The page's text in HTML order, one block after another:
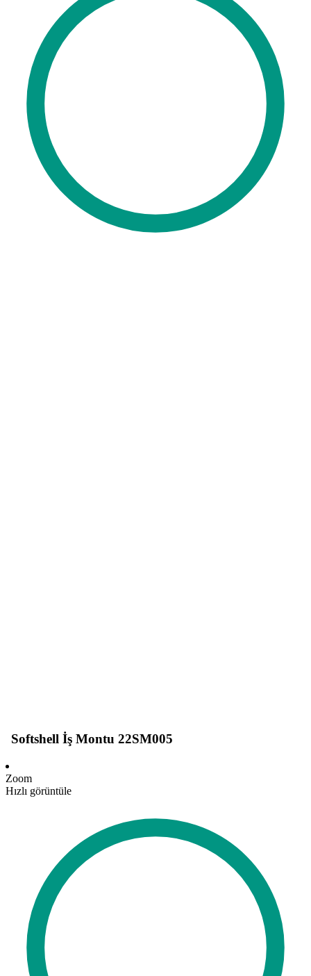
Softshell İş Montu 22SM005
Zoom
Hızlı görüntüle